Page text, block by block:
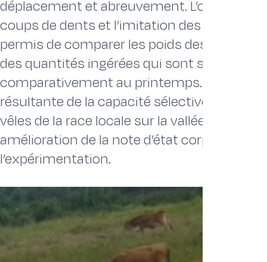
déplacement et abreuvement.
coups de dents et l’imitation des
permis de comparer les poids des coups
des quantités ingérées qui sont
comparativement au printemps. Par
résultante de la capacité sélective et
vêles de la race locale sur la vallée de
amélioration de la note d’état corporel vers
l’expérimentation.